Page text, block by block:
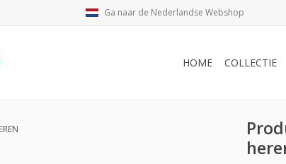
Ga naar de Nederlandse Webshop
HOME COLLECTIE